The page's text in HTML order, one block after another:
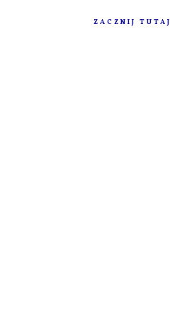
ZACZNIJ TUTAJ